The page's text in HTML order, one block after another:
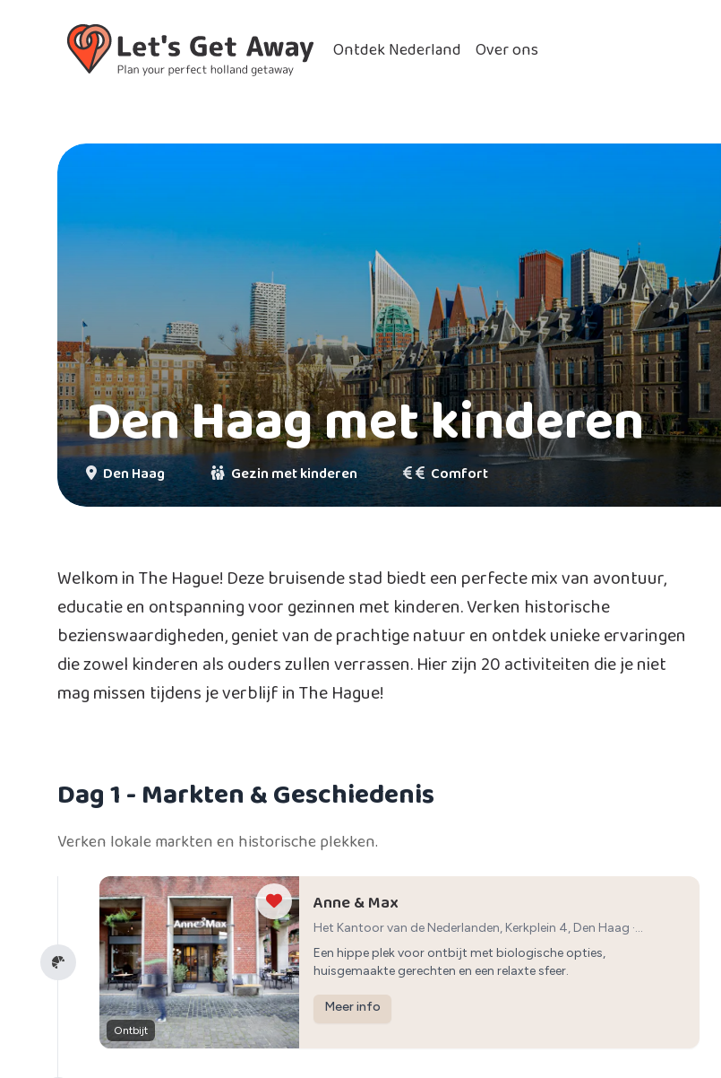
Ontdek Nederland Over ons
Den Haag met kinderen
Den Haag Gezin met kinderen Comfort
Welkom in The Hague! Deze bruisende stad biedt een perfecte mix van avontuur,
educatie en ontspanning voor gezinnen met kinderen. Verken historische
bezienswaardigheden, geniet van de prachtige natuur en ontdek unieke ervaringen
die zowel kinderen als ouders zullen verrassen. Hier zijn 20 activiteiten die je niet
mag missen tijdens je verblijf in The Hague!
Dag 1- Markten & Geschiedenis
Verken lokale markten en historische plekken.
Ontbijt
Anne & Max
Het Kantoor van de Nederlanden, Kerkplein 4, Den Haag ·
Breakfast Café
Een hippe plek voor ontbijt met biologische opties,
huisgemaakte gerechten en een relaxte sfeer.
Meer info